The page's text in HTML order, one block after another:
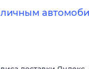
личным